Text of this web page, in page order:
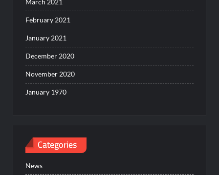
March 2021
February 2021
January 2021
December 2020
November 2020
January 1970
Categories
News